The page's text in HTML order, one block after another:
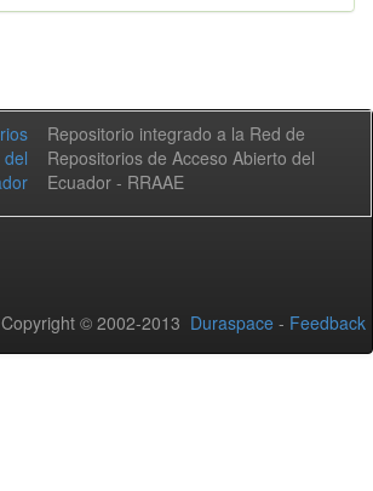
Repositorio integrado a la Red de
Repositorios de Acceso Abierto del
Ecuador - RRAAE
Copyright © 2002-2013 Duraspace - Feedback